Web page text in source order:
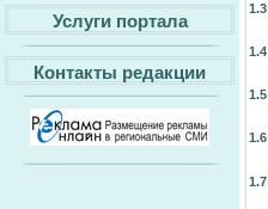
Услуги портала
Контакты редакции
1.3
1.4
1.5
1.6
1.7